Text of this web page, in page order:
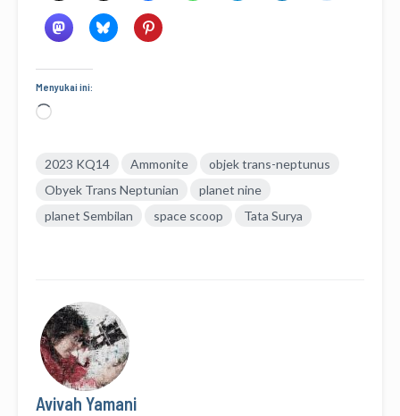
Menyukai ini:
Memuat...
2023 KQ14 Ammonite
objek trans-neptunus
Obyek Trans Neptunian
planet nine
planet Sembilan
space scoop Tata Surya
Avivah Yamani